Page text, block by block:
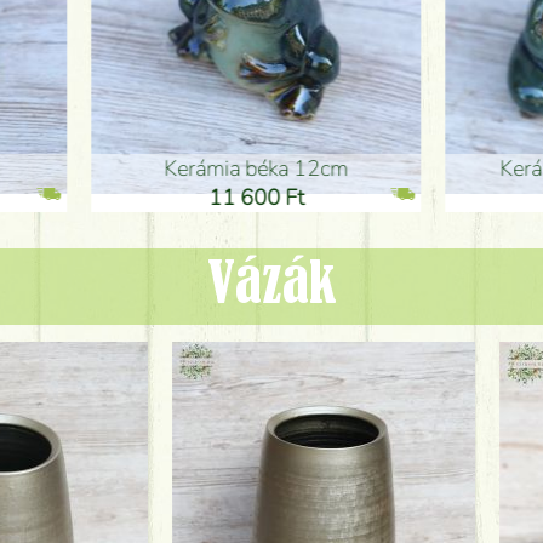
béka 12cm
600 Ft
Kerámia béka 12cm
11 600 Ft
Vázák